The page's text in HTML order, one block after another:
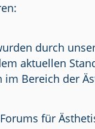
durch
aktuellen
im Bereich der
für